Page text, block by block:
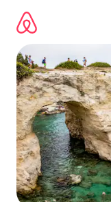
sadržaj